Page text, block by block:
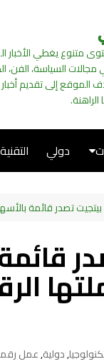
متنوع يغطي الأخبار
السياسة، الفن،
الموقع إلى تقديم
دولي التقنية
بيتجيت تصدر قائمة بالأسهم
,دولية,عمل